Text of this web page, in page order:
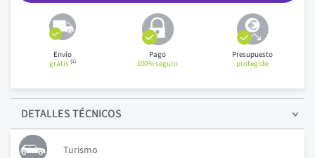
Envío
gratis(1)
Pago
100% seguro
Presupuesto
protegido
DETALLESTÉCNICOS
Turismo